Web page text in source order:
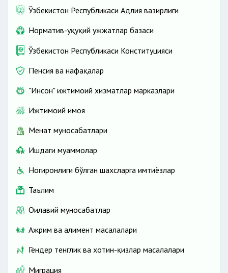
Ўзбекистон Республикаси Адлия вазирлиги
Норматив-ҳуқуқий ҳужжатлар базаси
Ўзбекистон Республикаси Конституцияси
Пенсия ва нафақалар
"Инсон" ижтимоий хизматлар марказлари
Ижтимоий ҳимоя
Меҳнат муносабатлари
Ишдаги муаммолар
Ногиронлиги бўлган шахсларга имтиёзлар
Таълим
Оилавий муносабатлар
Ажрим ва алимент масалалари
Гендер тенглик ва хотин-қизлар масалалари
Миграция